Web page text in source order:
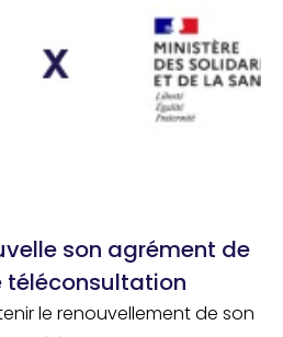
son agrément de
téléconsultation
le renouvellement de son